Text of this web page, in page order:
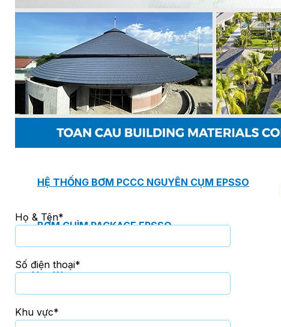
HỆ THỐNG TÁCH DẦU NƯỚC THẢI EPSSO
HỆ THỐNG XỬ LÝ NƯỚC THẢI THÔNG MINH EPSSO
PHÒNG BƠM (PUMP ROOM) EPSSO
TRẠM BƠM TÍCH HỢP SẴN THÔNG MINH EPSSO
HỆ THỐNG BƠM PCCC NGUYÊN CỤM EPSSO
BƠM CHÌM PACKAGE EPSSO
Van Watts
Họ & Tên*
Số điện thoại*
Khu vực*